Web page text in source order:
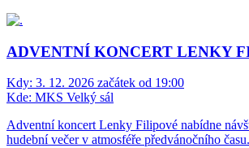
ADVENTNÍ KONCERT LENKY
Kdy: 3. 12. 2026 začátek od 19:00
Kde: MKS Velký sál
Adventní koncert Lenky Filipové nabídne
hudební večer v atmosféře předvánočního času.